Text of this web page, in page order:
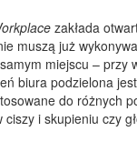
zakłada
muszą już
miejscu – przy
biura podzielona
do różnych
i skupieniu czy